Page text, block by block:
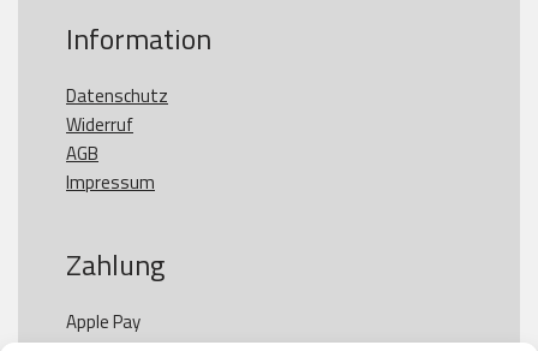
Information
Datenschutz
Widerruf
AGB
Impressum
Zahlung
Apple Pay